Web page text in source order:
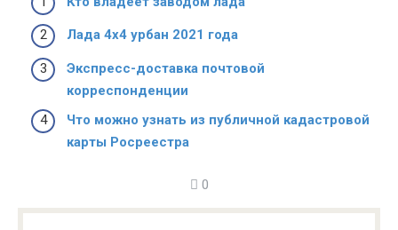
Лада 4х4 урбан 2021 года
Экспресс-доставка почтовой
корреспонденции
Что можно узнать из публичной кадастровой
карты Росреестра
0